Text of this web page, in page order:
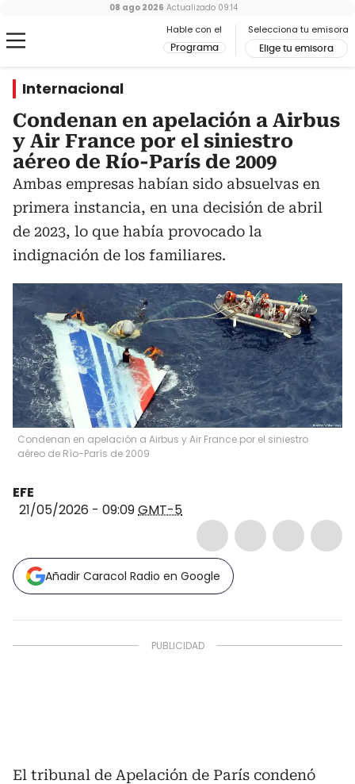
Hable con el
Programa
Selecciona tu emisora
Elige tu emisora
08 ago 2026 Actualizado 09:14
Internacional
Condenan en apelación a Airbus
y Air France por el siniestro
aéreo de Río-París de 2009
Ambas empresas habían sido absuelvas en
primera instancia, en una decisión de abril
de 2023, lo que había provocado la
indignación de los familiares.
Condenan en apelación a Airbus y Air France por el siniestro
aéreo de Río-París de 2009
EFE
21/05/2026 - 09:09GMT-5
Añadir Caracol Radio en Google
El tribunal de Apelación de París condenó